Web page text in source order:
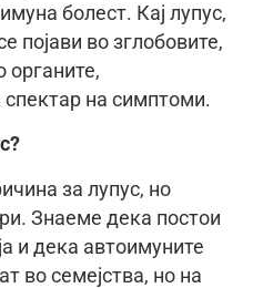
болест. Кај лупус,
појави во зглобовите,
органите,
на симптоми.
за лупус, но
Знаеме дека постои
и дека автоимуните
во семејства, но на